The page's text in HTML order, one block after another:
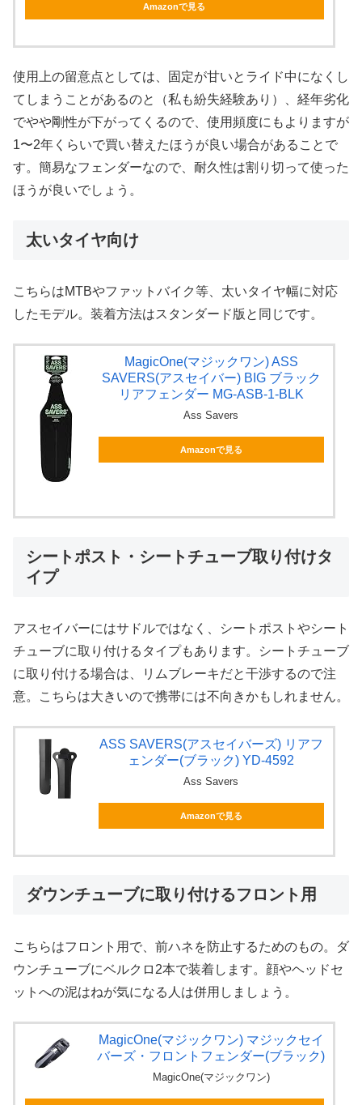
Amazonで見る
使用上の留意点としては、固定が甘いとライド中になくし
てしまうことがあるのと（私も紛失経験あり）、経年劣化
でやや剛性が下がってくるので、使用頻度にもよりますが
1〜2年くらいで買い替えたほうが良い場合があることで
す。簡易なフェンダーなので、耐久性は割り切って使った
ほうが良いでしょう。
太いタイヤ向け
こちらはMTBやファットバイク等、太いタイヤ幅に対応
したモデル。装着方法はスタンダード版と同じです。
MagicOne(マジックワン) ASS
SAVERS(アスセイバー) BIG ブラック
リアフェンダー MG-ASB-1-BLK
Ass Savers
Amazonで見る
シートポスト・シートチューブ取り付けタ
イプ
アスセイバーにはサドルではなく、シートポストやシート
チューブに取り付けるタイプもあります。シートチューブ
に取り付ける場合は、リムブレーキだと干渉するので注
意。こちらは大きいので携帯には不向きかもしれません。
ASS SAVERS(アスセイバーズ) リアフ
ェンダー(ブラック) YD-4592
Ass Savers
Amazonで見る
ダウンチューブに取り付けるフロント用
こちらはフロント用で、前ハネを防止するためのもの。ダ
ウンチューブにベルクロ2本で装着します。顔やヘッドセ
ットへの泥はねが気になる人は併用しましょう。
MagicOne(マジックワン) マジックセイ
バーズ・フロントフェンダー(ブラック)
MagicOne(マジックワン)